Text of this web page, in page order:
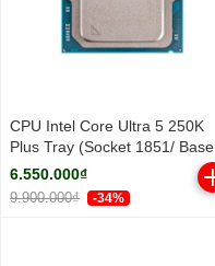
CPU Intel Core Ultra 5 250K
Plus Tray (Socket 1851/ Base
3.3Ghz/ Turbo 5.3GHz/ 18
Cores/ 18 Threads/ Cache
30MB)
6.550.000₫
9.900.000₫ -34%